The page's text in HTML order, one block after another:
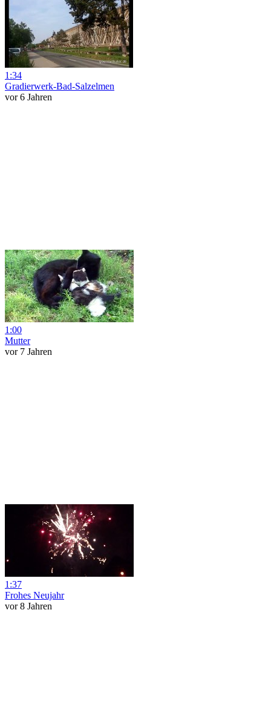
1:34
Gradierwerk-Bad-Salzelmen
vor 6 Jahren
1:00
Mutter
vor 7 Jahren
1:37
Frohes Neujahr
vor 8 Jahren